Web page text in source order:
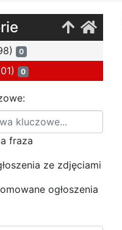
0
0
fraza
ze zdjęciami
ogłoszenia